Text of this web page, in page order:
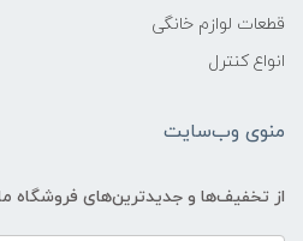
قطعات لوازم خانگی
انواع کنترل
منوی وب‌سایت
از تخفیف‌ها و جدیدترین‌های فروشگاه